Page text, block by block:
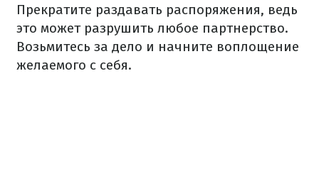
Прекратите раздавать распоряжения, ведь
это может разрушить любое партнерство.
Возьмитесь за дело и начните воплощение
желаемого с себя.